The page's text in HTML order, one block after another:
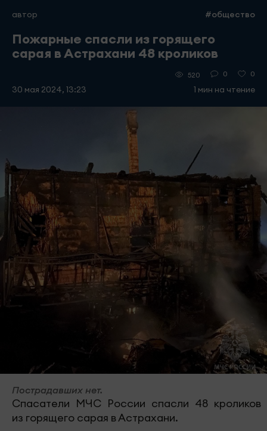
автор #общество
Пожарные спасли из горящего
сарая в Астрахани 48 кроликов
30 мая 2024, 13:23
520 0 0
1 мин на чтение
Пострадавших нет.
Спасатели МЧС России спасли 48 кроликов
из горящего сарая в Астрахани.